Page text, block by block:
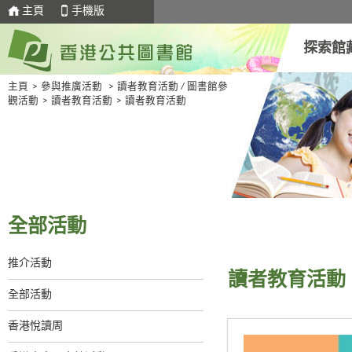
主頁 手機版
探索館
主頁 > 參與推廣活動 > 讀者教育活動 / 圖書館參
觀活動 > 讀者教育活動 > 讀者教育活動
全部活動
推介活動
全部活動
香港悅讀周
讀者教育活動